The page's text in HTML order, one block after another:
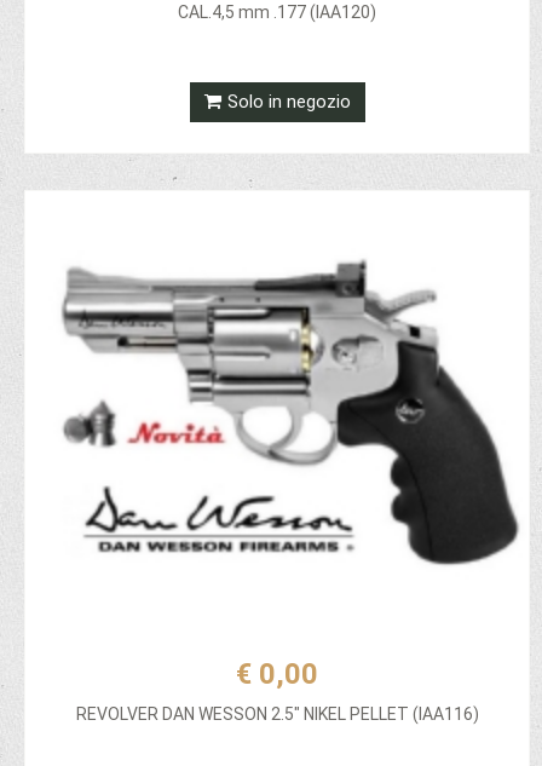
CAL.4,5 mm .177 (IAA120)
Solo in negozio
€ 0,00
REVOLVER DAN WESSON 2.5" NIKEL PELLET (IAA116)